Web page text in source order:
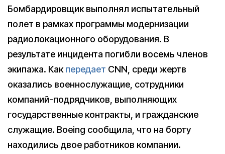
Бомбардировщик выполнял испытательный
полет в рамках программы модернизации
радиолокационного оборудования. В
результате инцидента погибли восемь членов
экипажа. Какпередает CNN, среди жертв
оказались военнослужащие, сотрудники
компаний-подрядчиков, выполняющих
государственные контракты, и гражданские
служащие. Boeing сообщила, что на борту
находились двое работников компании.